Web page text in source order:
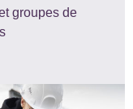
groupes de